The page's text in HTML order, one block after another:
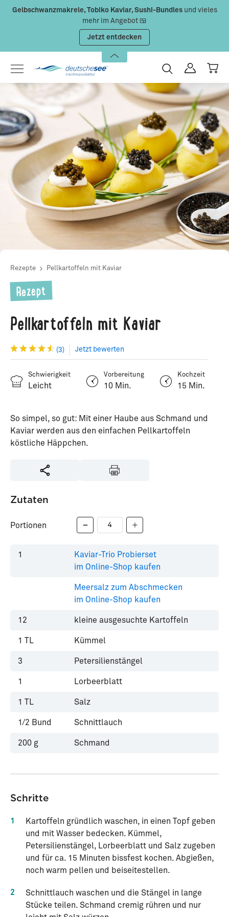
Zum Hauptinhalt springen
Gelbschwanzmakrele, Tobiko Kaviar, Sushi-Bundlesund vieles
mehr im Angebot 🍱
Jetzt entdecken
Rezepte Pellkartoffeln mit Kaviar
Rezept
Pellkartoffeln mit Kaviar
(3) Jetzt bewerten
Schwierigkeit
Leicht
Vorbereitung
10 Min.
Kochzeit
15 Min.
So simpel, so gut: Mit einer Haube aus Schmand und
Kaviar werden aus den einfachen Pellkartoffeln
köstliche Häppchen.
Zutaten
Portionen
1
Kaviar-Trio Probierset
im Online-Shop kaufen
Meersalz zum Abschmecken
im Online-Shop kaufen
12 kleine ausgesuchte Kartoffeln
1 TL Kümmel
3 Petersilienstängel
1 Lorbeerblatt
1 TL Salz
1/2 Bund Schnittlauch
200 g Schmand
Schritte
1
Kartoffeln gründlich waschen, in einen Topf geben
und mit Wasser bedecken. Kümmel,
Petersilienstängel, Lorbeerblatt und Salz zugeben
und für ca. 15 Minuten bissfest kochen. Abgießen,
noch warm pellen und beiseitestellen.
2
Schnittlauch waschen und die Stängel in lange
Stücke teilen. Schmand cremig rühren und nur